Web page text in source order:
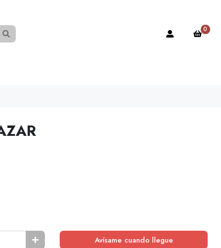
0
Avísame cuando llegue